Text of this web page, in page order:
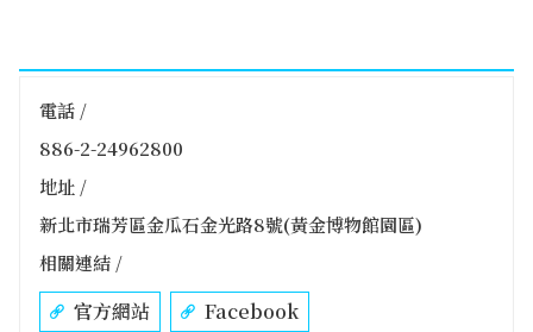
電話 /
886-2-24962800
地址 /
新北市瑞芳區金瓜石金光路8號(黃金博物館園區)
相關連結 /
官方網站 Facebook